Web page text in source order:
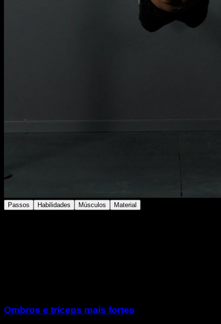
Passos Habilidades Músculos Material
Ombros e tríceps mais fortes